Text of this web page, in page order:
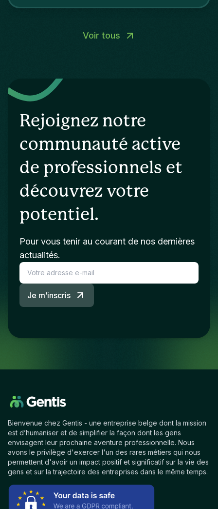
Voir tous
Rejoignez notre
communauté active
de professionnels et
découvrez votre
potentiel.
Pour vous tenir au courant de nos dernières
actualités.
Je m’inscris
Bienvenue chez Gentis - une entreprise belge dont la mission
est d’humaniser et de simplifier la façon dont les gens
envisagent leur prochaine aventure professionnelle. Nous
avons le privilège d'exercer l'un des rares métiers qui nous
permettent d'avoir un impact positif et significatif sur la vie des
gens et sur la trajectoire des entreprises dans le même temps.